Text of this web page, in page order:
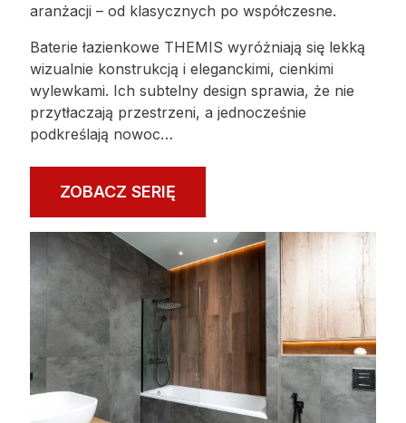
aranżacji – od klasycznych po współczesne.
Baterie łazienkowe THEMIS wyróżniają się lekką
wizualnie konstrukcją i eleganckimi, cienkimi
wylewkami. Ich subtelny design sprawia, że nie
przytłaczają przestrzeni, a jednocześnie
podkreślają nowoc…
ZOBACZ SERIĘ